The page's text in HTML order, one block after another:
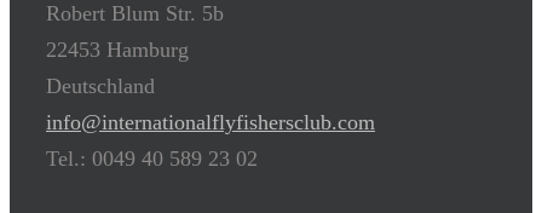
Robert Blum Str. 5b
22453 Hamburg
Deutschland
info@internationalflyfishersclub.com
Tel.: 0049 40 589 23 02